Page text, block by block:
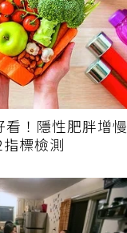
看！隱性肥胖增慢
標檢測